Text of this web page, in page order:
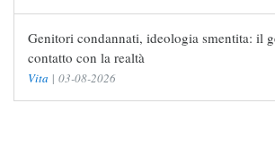
Genitori condannati, ideologia smentita: il
contatto con la realtà
Vita | 03-08-2026